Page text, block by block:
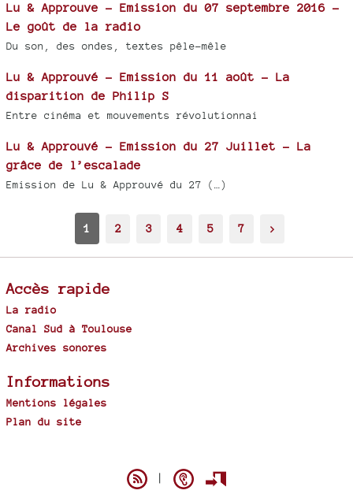
Lu & Approuve - Emission du 07 septembre 2016 -
Le goût de la radio
Du son, des ondes, textes pêle-mêle
Lu & Approuvé - Emission du 11 août - La
disparition de Philip S
Entre cinéma et mouvements révolutionnai
Lu & Approuvé - Emission du 27 Juillet - La
grâce de l’escalade
Emission de Lu & Approuvé du 27 (…)
1 2 3 4 5 7 >
Accès rapide
La radio
Canal Sud à Toulouse
Archives sonores
Informations
Mentions légales
Plan du site
|